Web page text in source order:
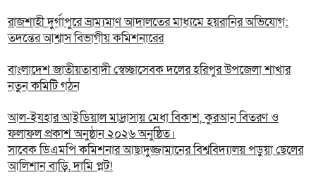
রাজশাহী দুর্গাপুরে ভ্রাম্যমাণ আদালতের মাধ্যমে হয়রানির অভিযোগ:
তদন্তের আশ্বাস বিভাগীয় কমিশনারের
বাংলাদেশ জাতীয়তাবাদী স্বেচ্ছাসেবক দলের হরিপুর উপজেলা শাখার
নতুন কমিটি গঠন
আল-ইযহার আইডিয়াল মাদ্রাসায় মেধা বিকাশ, কুরআন বিতরণ ও
ফলাফল প্রকাশ অনুষ্ঠান ২০২৬ অনুষ্ঠিত।
সাবেক ডিএমপি কমিশনার আছাদুজ্জামানের বিশ্ববিদ্যালয় পড়ুয়া ছেলের
আলিশান বাড়ি, দামি প্লট!